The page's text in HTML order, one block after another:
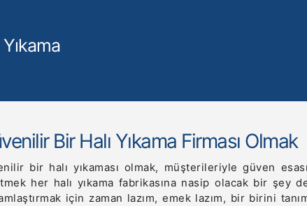
Bir Halı Yıkama Firması Olmak
bir halı yıkaması olmak, müşterileriyle güven
her halı yıkama fabrikasına nasip olacak bir şey
için zaman lazım, emek lazım, bir birini